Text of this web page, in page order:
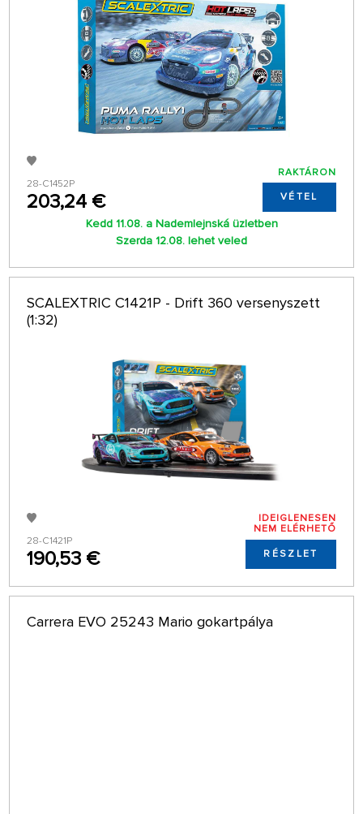
28-C1452P
203,24 €
RAKTÁRON
VÉTEL
Kedd 11.08. a Nademlejnská üzletben
Szerda 12.08. lehet veled
SCALEXTRIC C1421P - Drift 360 versenyszett
(1:32)
28-C1421P
190,53 €
IDEIGLENESEN
NEM ELÉRHETŐ
RÉSZLET
Carrera EVO 25243 Mario gokartpálya